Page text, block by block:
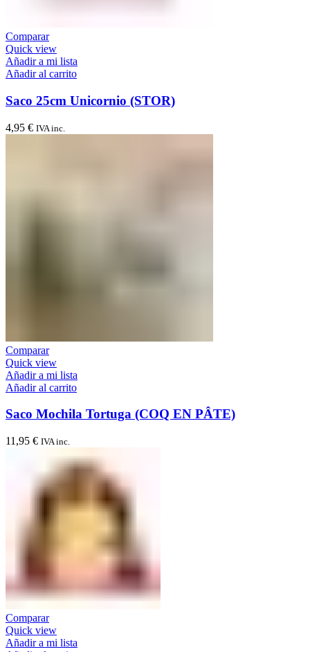
Comparar
Quick view
Añadir a mi lista
Añadir al carrito
Saco 25cm Unicornio (STOR)
4,95 € IVA inc.
Comparar
Quick view
Añadir a mi lista
Añadir al carrito
Saco Mochila Tortuga (COQ EN PÂTE)
11,95 € IVA inc.
Comparar
Quick view
Añadir a mi lista